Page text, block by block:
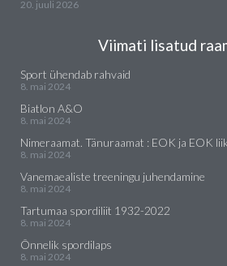
20. juuli 2026
Viimati lisatud
Sport ühendab rahvaid
8. mai 2024
Biatlon A&O
8. mai 2024
Nimeraamat. Tänuraamat : EOK ja EOK
8. mai 2024
Vanemaealiste treeningu juhendamine
8. mai 2024
Tartumaa spordiliit 1932-2022
8. mai 2024
Õnnelik spordilaps
8. mai 2024